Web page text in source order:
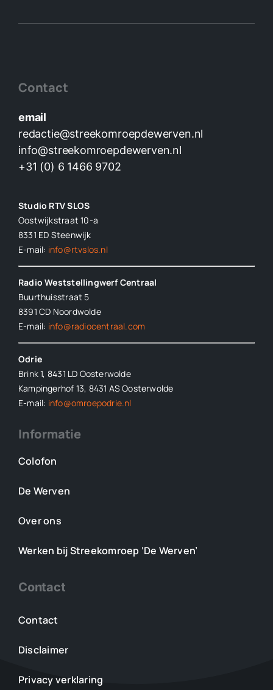
Contact
email
redactie@streekomroepdewerven.nl
info@streekomroepdewerven.nl
+31 (0) 6 1466 9702
Studio RTV SLOS
Oostwijkstraat 10-a
8331 ED Steenwijk
E-mail: info@rtvslos.nl
Radio Weststellingwerf Centraal
Buurthuisstraat 5
8391 CD Noordwolde
E-mail: info@radiocentraal.com
Odrie
Brink 1, 8431 LD Oosterwolde
Kampingerhof 13, 8431 AS Oosterwolde
E-mail: info@omroepodrie.nl
Informatie
Colofon
De Werven
Over ons
Werken bij Streekomroep ‘De Werven’
Contact
Contact
Disclaimer
Privacy verklaring